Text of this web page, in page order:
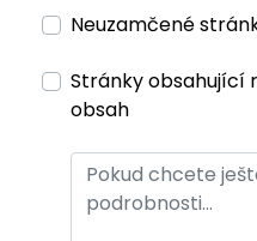
Neuzamčené
Stránky obsahující
obsah